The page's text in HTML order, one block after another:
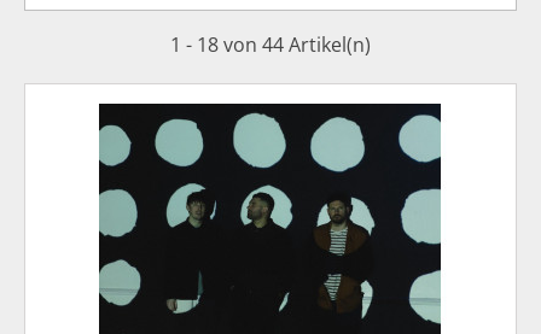
1 - 18 von 44 Artikel(n)